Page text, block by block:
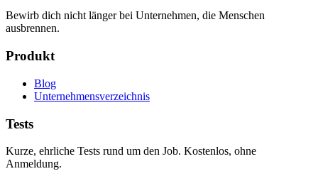
Bewirb dich nicht länger bei Unternehmen, die Menschen
ausbrennen.
Produkt
Blog
Unternehmensverzeichnis
Tests
Kurze, ehrliche Tests rund um den Job. Kostenlos, ohne
Anmeldung.